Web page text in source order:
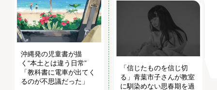
沖縄発の児童書が描
く“本土とは違う日常”
「教科書に電車が出てく
るのが不思議だった」
「信じたものを信じ切
る」青葉市子さんが教室
に馴染めない思春期を過